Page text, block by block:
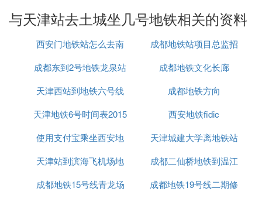
㈥ 天津东站能做地铁去土城吗
天津东站没有地铁站，你需要坐车从东站到滨江道，
下车进去伊势丹，去负一层，是地铁站。
在地铁土城站下酒可以了
㈦ 在天津，从地铁三号线华北集团站坐，
中途转一号线到土城，需多长时间
19公里,换乘1次,
2在营口道下车站内步行61米乘地铁1号线 (经4站|13
与天津站去土城坐几号地铁相关的资料
西安门地铁站怎么去南
京眼
成都地铁站项目总监招
聘
成都东到2号地铁龙泉站
成都地铁文化长廊
天津西站到地铁六号线
成都地铁方向
天津地铁6号时间表2015
西安地铁fidic
使用支付宝乘坐西安地
铁有优惠吗
天津城建大学离地铁站
天津站到滨海飞机场地
铁
成都二仙桥地铁到温江
怎么走
成都地铁15号线青龙场
成都地铁19号线二期修